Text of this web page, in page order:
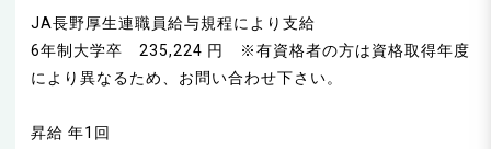
JA長野厚生連職員給与規程により支給
6年制大学卒 235,224 円 ※有資格者の方は資格取得年度
により異なるため、お問い合わせ下さい。
昇給 年1回